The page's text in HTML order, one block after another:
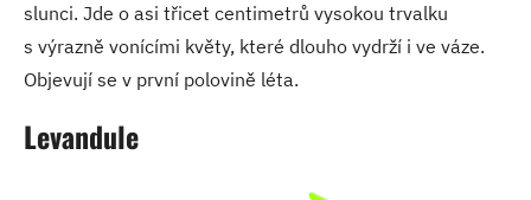
slunci. Jde o asi třicet centimetrů vysokou trvalku
s výrazně vonícími květy, které dlouho vydrží i ve váze.
Objevují se v první polovině léta.
Levandule